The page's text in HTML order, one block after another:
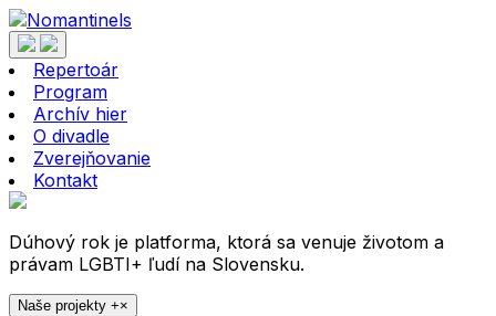
Repertoár
Program
Archív hier
O divadle
Zverejňovanie
Kontakt
Dúhový rok je platforma, ktorá sa venuje životom a
právam LGBTI+ ľudí na Slovensku.
Naše projekty +×